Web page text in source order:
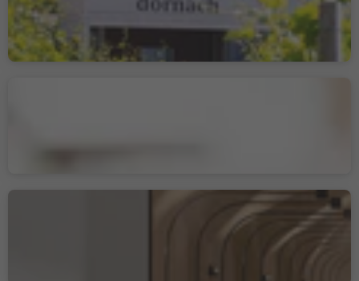
Salurn, Südtiroler Weinstraße
Restaurant Fink